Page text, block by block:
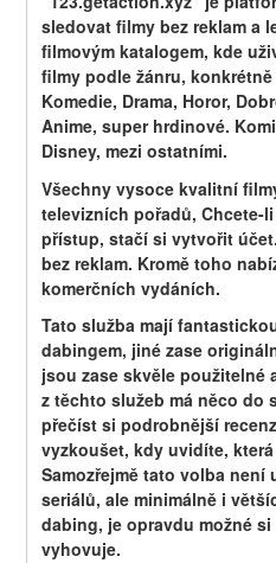
sledovat filmy bez reklam a
filmovým katalogem, kde
filmy podle žánru,
Komedie, Drama, Horor,
Anime, super hrdinové.
Disney, mezi ostatními.
Všechny vysoce kvalitní
televizních pořadů, Chcete-
přístup, stačí si vytvořit
bez reklam. Kromě toho
komerčních vydáních.
Tato služba mají
dabingem, jiné zase
jsou zase skvěle použitelné
z těchto služeb má něco do
přečíst si podrobnější
vyzkoušet, kdy uvidíte,
Samozřejmě tato volba není
seriálů, ale minimálně i
dabing, je opravdu možné
vyhovuje.